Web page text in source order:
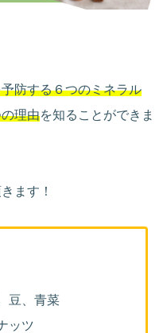
防する６つのミネラル
理由を知ることができま
ます！
豆、青菜
ッツ